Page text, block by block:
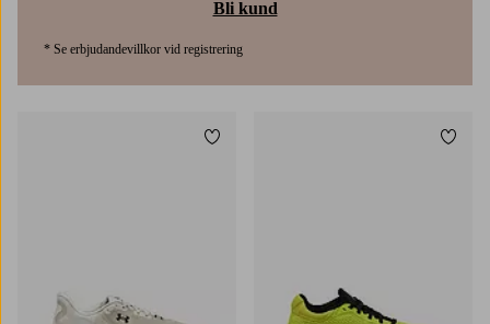
Bli kund
* Se erbjudandevillkor vid registrering
Lägg till i favoriter